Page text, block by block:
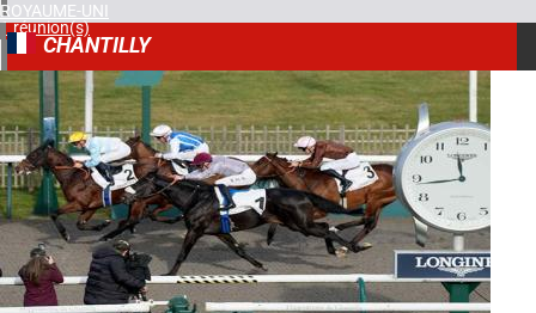
ROYAUME-UNI
1 réunion(s)
AFRIQUE DU SUD
1 réunion(s)
CHANTILLY
1
21/01/2026